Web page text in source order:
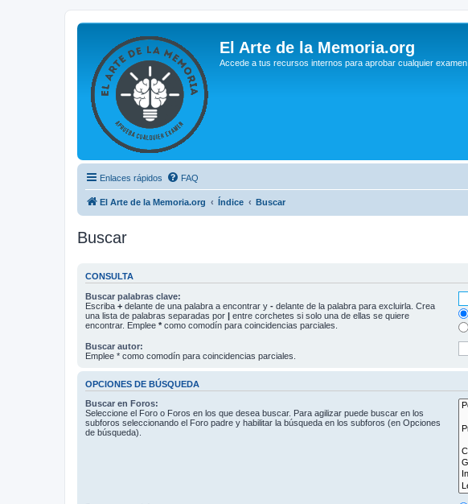
El Arte de la Memoria.org
Accede a tus recursos internos para aprobar cualquier examen
Enlaces rápidos FAQ
El Arte de la Memoria.org Índice Buscar
Buscar
CONSULTA
Buscar palabras clave:
Escriba + delante de una palabra a encontrar y - delante de la palabra para excluirla. Crea
una lista de palabras separadas por | entre corchetes si solo una de ellas se quiere
encontrar. Emplee * como comodín para coincidencias parciales.
Buscar autor:
Emplee * como comodín para coincidencias parciales.
OPCIONES DE BÚSQUEDA
Buscar en Foros:
Seleccione el Foro o Foros en los que desea buscar. Para agilizar puede buscar en los
subforos seleccionando el Foro padre y habilitar la búsqueda en los subforos (en Opciones
de búsqueda).